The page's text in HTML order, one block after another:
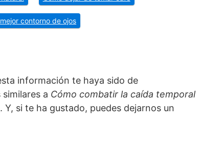
contorno de ojos
información te haya sido de
a Cómo combatir la caída temporal
. Y, si te ha gustado, puedes dejarnos un